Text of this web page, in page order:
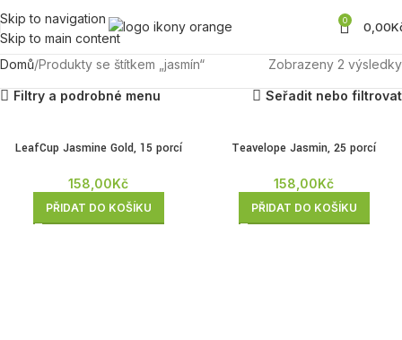
Skip to navigation
Skip to main content
0 0,00
Domů Produkty se štítkem „jasmín“ Zobrazeny 2 výsledky
Filtry a podrobné menu Seřadit nebo filtrovat
LeafCup Jasmine Gold, 15 porcí
158,00Kč
PŘIDAT DO KOŠÍKU
Teavelope Jasmin, 25 porcí
158,00Kč
PŘIDAT DO KOŠÍKU